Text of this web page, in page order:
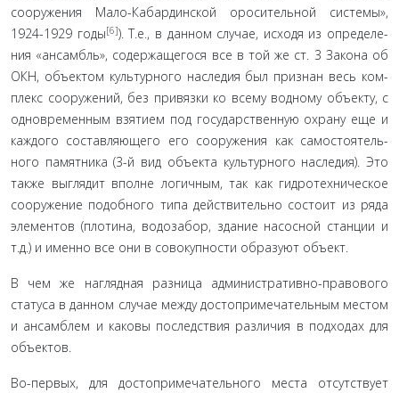
сооружения Мало-Кабардинской оросительной системы»,
1924-1929 годы[6]). Т.е., в данном случае, исходя из определе­
ния «ансамбль», содержащегося все в той же ст. 3 Закона об
ОКН, объектом культурного наследия был признан весь ком­
плекс сооружений, без привязки ко всему водному объекту, с
одновременным взятием под государственную охрану еще и
каждого составляющего его сооружения как самостоятель­
ного памятника (3-й вид объекта культурного наследия). Это
также выглядит вполне логичным, так как гидротехническое
сооружение подобного типа действительно состоит из ряда
элементов (плотина, водозабор, здание насосной станции и
т.д.) и именно все они в совокупности образуют объект.
В чем же наглядная разница административно-правово­го
статуса в данном случае между достопримечательным ме­стом
и ансамблем и каковы последствия различия в подходах для
объектов.
Во-первых, для достопримечательного места отсутствует